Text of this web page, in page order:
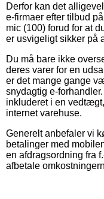
Derfor kan det
e-firmaer efter tilbud
mic (100) forud for at
er usvigeligt sikker på
Du må bare ikke
deres varer for en
er det mange gange
snydagtig e-
inkluderet i en
internet varehuse.
Generelt anbefaler vi
betalinger med
en afdragsordning fra
afbetale